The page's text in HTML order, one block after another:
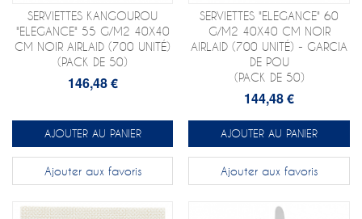
SERVIETTES KANGOUROU
"ELEGANCE" 55 G/M2 40X40
CM NOIR AIRLAID (700 UNITÉ)
(PACK DE 50)
146,48 €
AJOUTER AU PANIER
Ajouter aux favoris
SERVIETTES "ELEGANCE" 60
G/M2 40X40 CM NOIR
AIRLAID (700 UNITÉ) - GARCIA
DE POU
(PACK DE 50)
144,48 €
AJOUTER AU PANIER
Ajouter aux favoris